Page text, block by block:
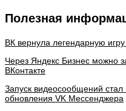
Полезная
ВК вернула легендарную
Через Яндекс Бизнес можно
ВКонтакте
Запуск видеосообщений
обновления VK Мессенджера